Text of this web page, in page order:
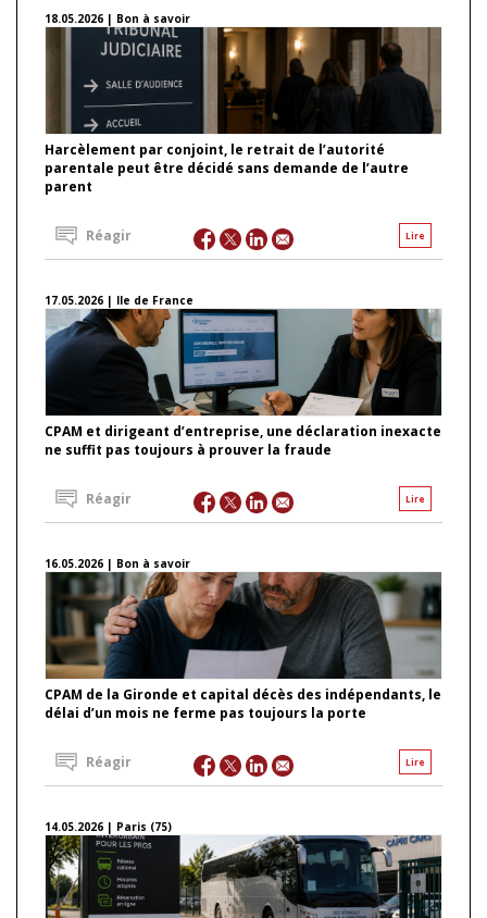
18.05.2026 | Bon à savoir
Harcèlement par conjoint, le retrait de l’autorité
parentale peut être décidé sans demande de l’autre
parent
Lire
Réagir
17.05.2026 | Ile de France
CPAM et dirigeant d’entreprise, une déclaration inexacte
ne suffit pas toujours à prouver la fraude
Lire
Réagir
16.05.2026 | Bon à savoir
CPAM de la Gironde et capital décès des indépendants, le
délai d’un mois ne ferme pas toujours la porte
Lire
Réagir
14.05.2026 | Paris (75)